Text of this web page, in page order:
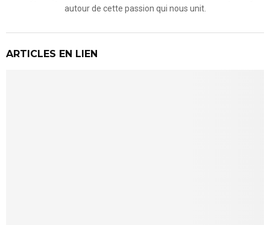
autour de cette passion qui nous unit.
ARTICLES EN LIEN